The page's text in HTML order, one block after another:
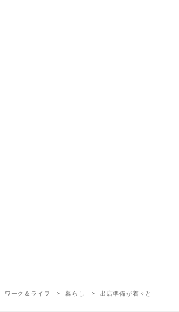
ワーク＆ライフ 暮らし 出店準備が着々と